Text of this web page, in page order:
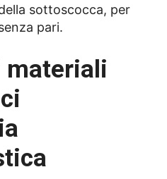
sottoscocca, per
pari.
materiali